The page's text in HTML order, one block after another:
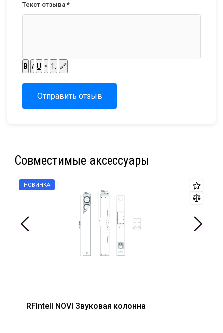
Текст отзыва *
B I U • 1. 🔗
Отправить отзыв
Совместимые аксессуары
RFIntell NOVI Звуковая колонна